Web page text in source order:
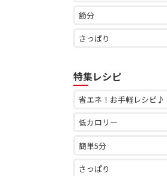
節分
さっぱり
特集レシピ
省エネ！お手軽レシピ♪
低カロリー
簡単5分
さっぱり